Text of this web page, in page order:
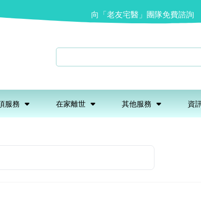
向「老友宅醫」團隊免費諮詢
服務 在家離世 其他服務 資